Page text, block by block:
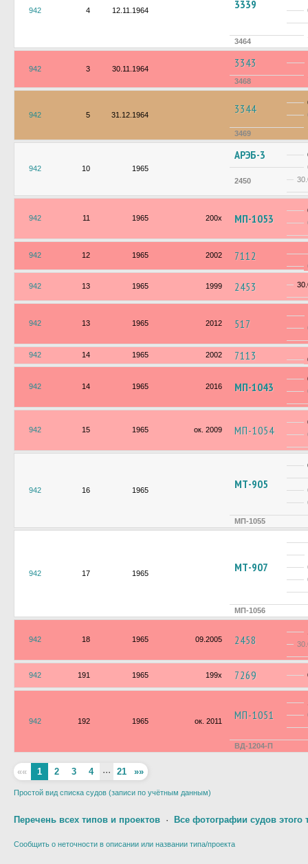
942 4 12.11.1964 3339
3464
942 3 30.11.1964 3343
3468
942 5 31.12.1964 3344
3469
942 10 1965
АРЭБ-3
2450
942 11 1965 200х МП-1053
942 12 1965 2002 7112
942 13 1965 1999 2453
942 13 1965 2012 517
942 14 1965 2002 7113
942 14 1965 2016 МП-1043
942 15 1965 ок. 2009 МП-1054
942 16 1965 МТ-905
МП-1055
942 17 1965 МТ-907
МП-1056
942 18 1965 09.2005 2458
942 191 1965 199х 7269
942 192 1965 ок. 2011 МП-1051
ВД-1204-П
«« 1 2 3 4 ··· 21 »»
Простой вид списка судов (записи по учётным данным)
Перечень всех типов и проектов · Все фотографии судов этого
Сообщить о неточности в описании или названии типа/проекта